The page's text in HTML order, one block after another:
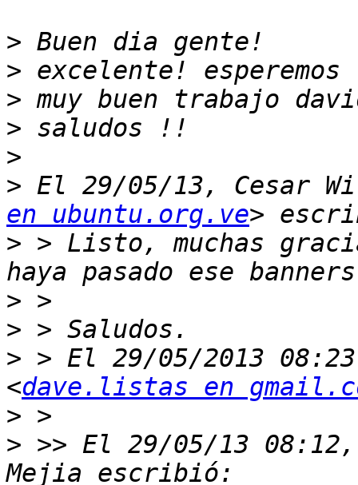
>
>
>
>
>
> El 29/05/13, Cesar
en ubuntu.org.ve
> > Listo, muchas
>
>
> > El 29/05/2013
<dave.listas en
>
> >> El 29/05/13